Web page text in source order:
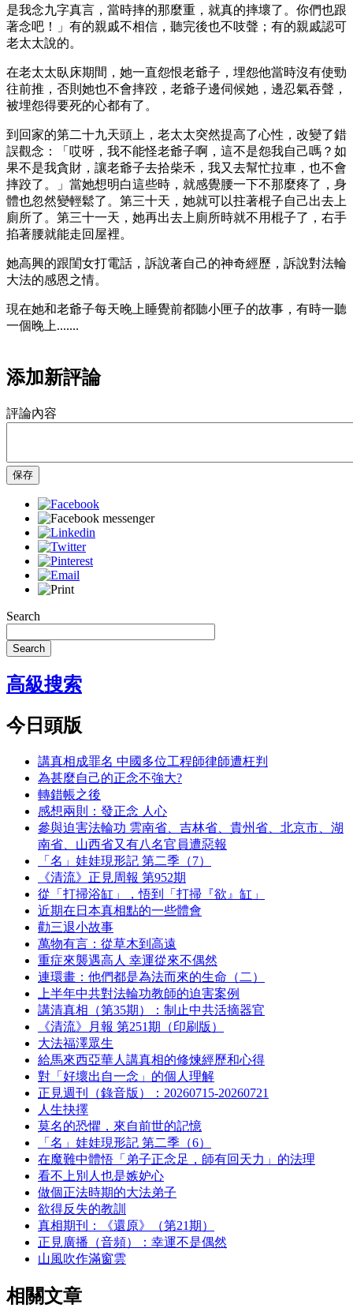
是我念九字真言，當時摔的那麼重，就真的摔壞了。你們也跟
著念吧！」有的親戚不相信，聽完後也不吱聲；有的親戚認可
老太太說的。
在老太太臥床期間，她一直怨恨老爺子，埋怨他當時沒有使勁
往前推，否則她也不會摔跤，老爺子邊伺候她，邊忍氣吞聲，
被埋怨得要死的心都有了。
到回家的第二十九天頭上，老太太突然提高了心性，改變了錯
誤觀念：「哎呀，我不能怪老爺子啊，這不是怨我自己嗎？如
果不是我貪財，讓老爺子去拾柴禾，我又去幫忙拉車，也不會
摔跤了。」當她想明白這些時，就感覺腰一下不那麼疼了，身
體也忽然變輕鬆了。第三十天，她就可以拄著棍子自己出去上
廁所了。第三十一天，她再出去上廁所時就不用棍子了，右手
掐著腰就能走回屋裡。
她高興的跟閨女打電話，訴說著自己的神奇經歷，訴說對法輪
大法的感恩之情。
現在她和老爺子每天晚上睡覺前都聽小匣子的故事，有時一聽
一個晚上.......
添加新評論
評論內容
保存
Search
Search
高級搜索
今日頭版
講真相成罪名 中國多位工程師律師遭枉判
為甚麼自己的正念不強大?
轉錯帳之後
感想兩則：發正念 人心
參與迫害法輪功 雲南省、吉林省、貴州省、北京市、湖
南省、山西省又有八名官員遭惡報
「名」娃娃現形記 第二季（7）
《清流》正見周報 第952期
從「打掃浴缸」，悟到「打掃『欲』缸」
近期在日本真相點的一些體會
勸三退小故事
萬物有言：從草木到高遠
重症來襲遇高人 幸運從來不偶然
連環畫：他們都是為法而來的生命（二）
上半年中共對法輪功教師的迫害案例
講清真相（第35期）：制止中共活摘器官
《清流》月報 第251期（印刷版）
大法福澤眾生
給馬來西亞華人講真相的修煉經歷和心得
對「好壞出自一念」的個人理解
正見週刊（錄音版）：20260715-20260721
人生抉擇
莫名的恐懼，來自前世的記憶
「名」娃娃現形記 第二季（6）
在魔難中體悟「弟子正念足，師有回天力」的法理
看不上別人也是嫉妒心
做個正法時期的大法弟子
欲得反失的教訓
真相期刊：《還原》（第21期）
正見廣播（音頻）：幸運不是偶然
山風吹作滿窗雲
相關文章